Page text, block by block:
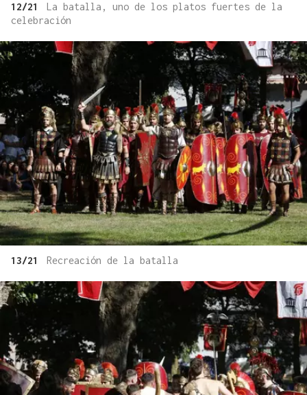
12/21
La batalla, uno de los platos fuertes de la
celebración
13/21 Recreación de la batalla